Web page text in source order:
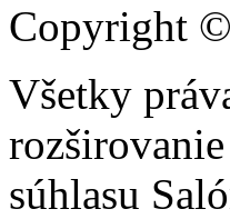
Copyright
Všetky
súhlasu